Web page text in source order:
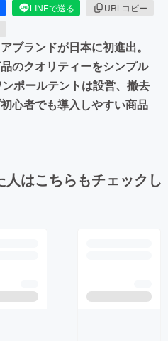
LINEで送る
URLコピー
ブランドが日本に初進出。
のクオリティーをシンプル
ポールテントは設営、撤去
心者でも導入しやすい商品
はこちらもチェックし